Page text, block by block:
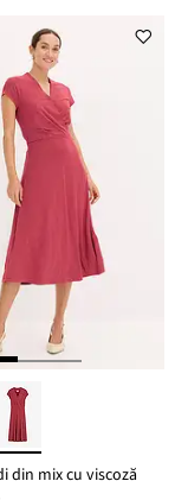
din mix cu viscoză